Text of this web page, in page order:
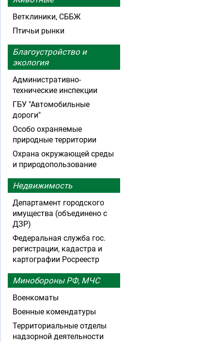
Ветклиники, СББЖ
Птичьи рынки
Благоустройство и
экология
Административно-
технические инспекции
ГБУ "Автомобильные
дороги"
Особо охраняемые
природные территории
Охрана окружающей среды
и природопользование
Недвижимость
Департамент городского
имущества (объединено с
ДЗР)
Федеральная служба гос.
регистрации, кадастра и
картографии Росреестр
Минобороны РФ, МЧС
Военкоматы
Военные комендатуры
Территориальные отделы
надзорной деятельности